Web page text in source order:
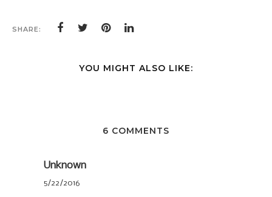
SHARE:
YOU MIGHT ALSO LIKE:
6 COMMENTS
Unknown
5/22/2016